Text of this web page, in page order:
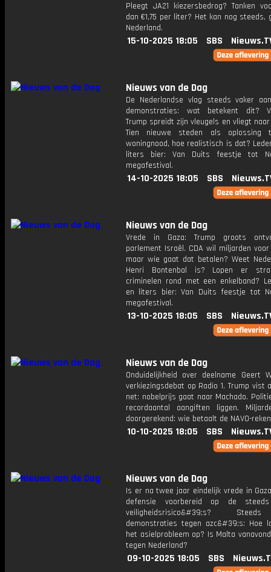
Pleegt JA21 kiezersbedrog? Tanken
dan €1,75 per liter? Het kan nog steeds,
Nederland.
15-10-2025 18:05 SBS
Nieuws van de Dag
De Nederlandse vlag steeds vaker
demonstraties: wat betekent dit?
Trump spreidt zijn vleugels en vliegt naar
Tien nieuwe steden als oplossing
woningnood, hoe realistisch is dat?
liters bier: Van Duits feestje tot
megafestival.
14-10-2025 18:05 SBS
Nieuws van de Dag
Vrede in Gaza: Trump groots
parlement Israël. CDA wil miljarden
maar wie gaat dat betalen? Weet
Henri Bontenbal is? Lopen er
criminelen rond met een enkelband?
en liters bier: Van Duits feestje tot
megafestival.
13-10-2025 18:05 SBS
Nieuws van de Dag
Onduidelijkheid over deelname Geert
verkiezingsdebat op Radio 1. Trump vist
net: nobelprijs gaat naar Machado.
recordaantal aangiften liggen.
doorgerekend: wie betaalt de NAVO-
10-10-2025 18:05 SBS
Nieuws van de Dag
Is er na twee jaar eindelijk vrede in
defensie voorbereid op de
veiligheidsrisico&#39;s?
demonstraties tegen azc&#39;s: Hoe
het asielprobleem op? Is Malta
tegen Nederland?
09-10-2025 18:05 SBS